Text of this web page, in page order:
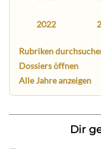
2022
Rubriken
Dossiers öffnen
Alle Jahre anzeigen
Dir